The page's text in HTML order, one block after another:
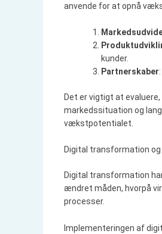
anvende for at opnå
kunder.
Partnerskaber
Det er vigtigt at
markedssituation og
vækstpotentialet.
Digital transformation
Digital transformation
ændret måden, hvorpå
processer.
Implementeringen af